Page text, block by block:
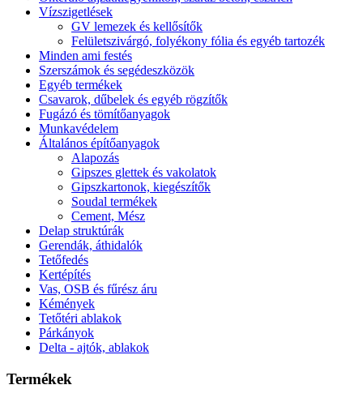
Vízszigetlések
GV lemezek és kellősítők
Felületszivárgó, folyékony fólia és egyéb tartozék
Minden ami festés
Szerszámok és segédeszközök
Egyéb termékek
Csavarok, dűbelek és egyéb rögzítők
Fugázó és tömítőanyagok
Munkavédelem
Általános építőanyagok
Alapozás
Gipszes glettek és vakolatok
Gipszkartonok, kiegészítők
Soudal termékek
Cement, Mész
Delap struktúrák
Gerendák, áthidalók
Tetőfedés
Kertépítés
Vas, OSB és fűrész áru
Kémények
Tetőtéri ablakok
Párkányok
Delta - ajtók, ablakok
Termékek